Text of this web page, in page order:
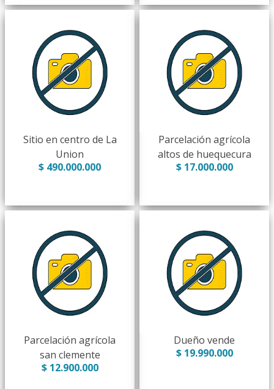
Sitio en centro de La
Union
$ 490.000.000
Parcelación agrícola
altos de huequecura
$ 17.000.000
Parcelación agrícola
san clemente
$ 12.900.000
Dueño vende
$ 19.990.000